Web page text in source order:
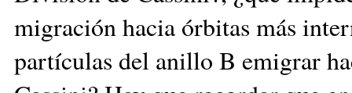
migración hacia órbitas más
partículas del anillo B emigrar